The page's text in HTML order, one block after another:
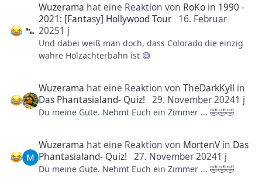
schon in den Raum geworfen. Vielleicht gibt's noch
eine andere Art von interaktivität, aber ein
Fahrsystem erwarte ich persönlich nicht. Da dass
Phantasialand aber in der Regel 100% bei den
Neuheiten gibt, bin ich trotzdem unfassbar gespannt
Wuzerama hat eine Reaktion von RoKo in 1990 -
2021: [Fantasy] Hollywood Tour
16. Februar
20251 j
Und dabei weiß man doch, dass Colorado die einzig
wahre Holzachterbahn ist 😅
Wuzerama hat eine Reaktion vonTheDarkKyll in
Das Phantasialand- Quiz!
29. November 20241 j
Du meine Güte. Nehmt Euch ein Zimmer ... 🤣🤣🤣
Wuzerama hat eine Reaktion von MortenV in Das
Phantasialand- Quiz!
27. November 20241 j
Du meine Güte. Nehmt Euch ein Zimmer ... 🤣🤣🤣